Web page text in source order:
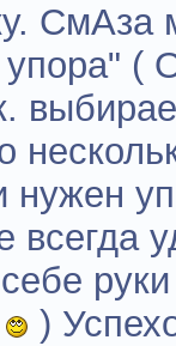
СмАза
упора"
нужен
всегда
)